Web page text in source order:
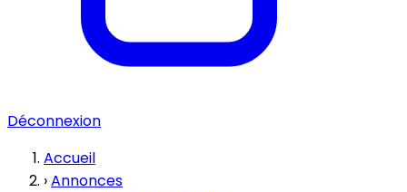
Déconnexion
Accueil
›Annonces